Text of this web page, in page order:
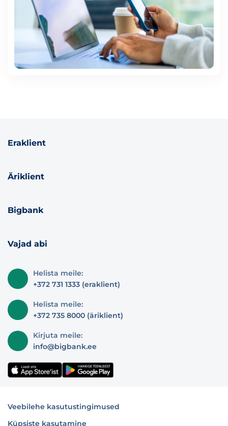
Eraklient
Äriklient
Bigbank
Vajad abi
Helista meile:
+372 731 1333 (eraklient)
Helista meile:
+372 735 8000 (äriklient)
Kirjuta meile:
info@bigbank.ee
Veebilehe kasutustingimused
Küpsiste kasutamine